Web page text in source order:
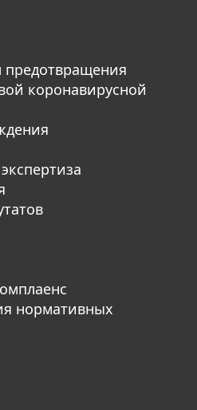
коронавирусной
нормативных